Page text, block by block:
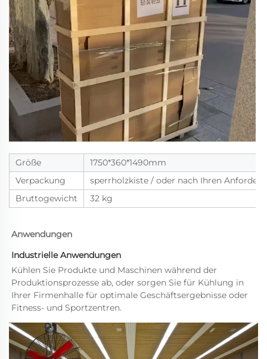
Größe
1750*360*1490mm
Verpackung
sperrholzkiste / oder nach Ihren
Bruttogewicht
32 kg
Anwendungen
Industrielle Anwendungen
Kühlen Sie Produkte und Maschinen während der
Produktionsprozesse ab, oder sorgen Sie für Kühlung in
Ihrer Firmenhalle für optimale Geschäftsergebnisse oder
Fitness- und Sportzentren.